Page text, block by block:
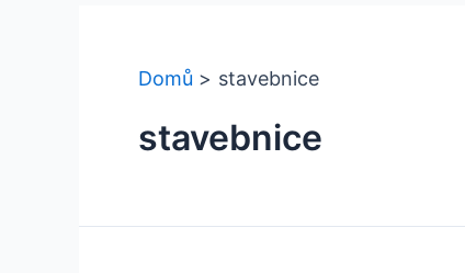
Domů stavebnice
stavebnice